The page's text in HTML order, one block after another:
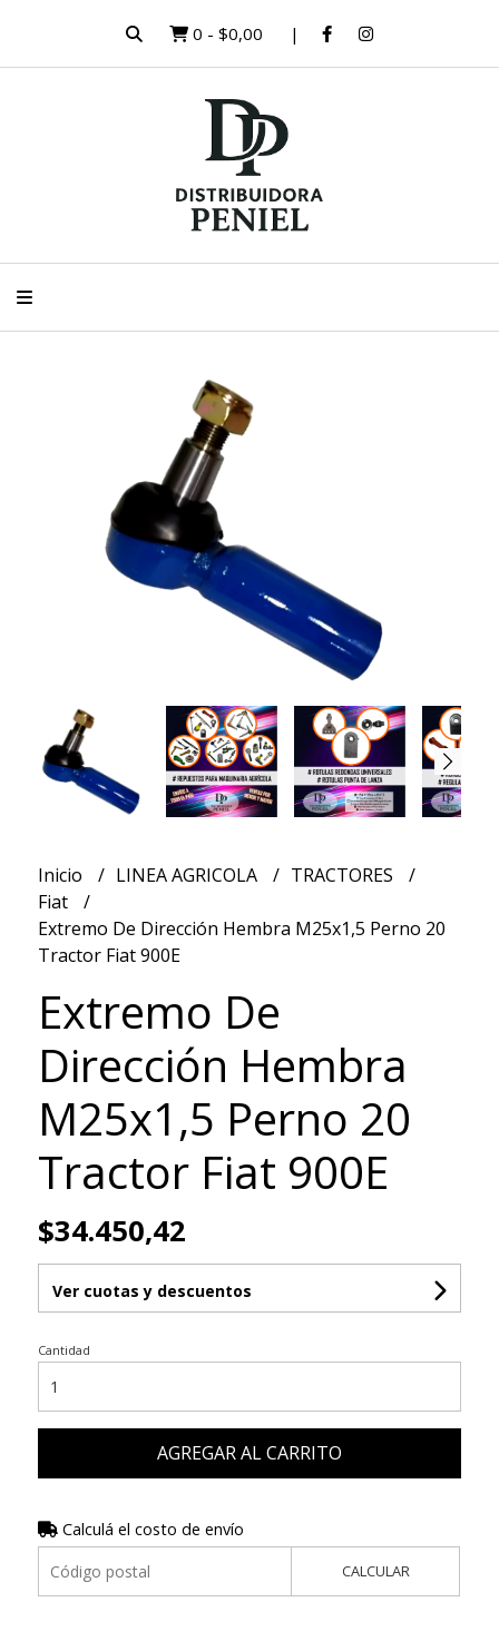
0 - $0,00
Inicio LINEA AGRICOLA
TRACTORES
Fiat
Extremo De Dirección Hembra M25x1,5 Perno 20
Tractor Fiat 900E
Extremo De
Dirección Hembra
M25x1,5 Perno 20
Tractor Fiat 900E
$34.450,42
Ver cuotas y descuentos
Cantidad
AGREGAR AL CARRITO
Calculá el costo de envío
CALCULAR